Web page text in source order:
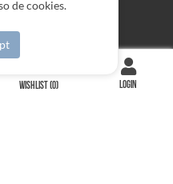
WISHLIST(0) LOGIN
de cookies.